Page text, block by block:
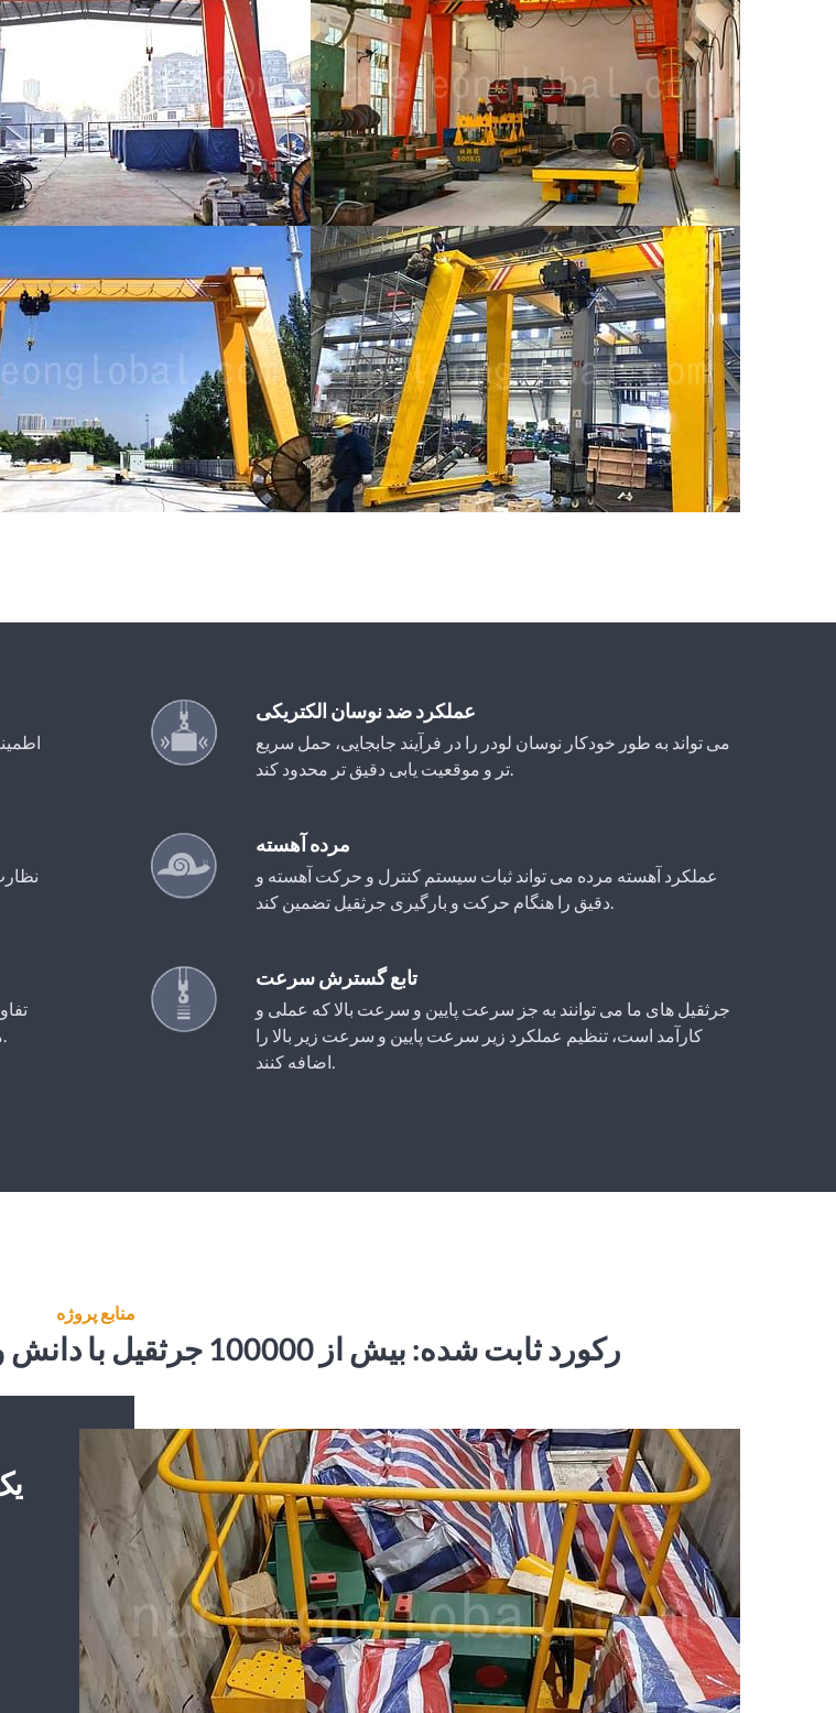
عملکرد ضد نوسان الکتریکی
می تواند به طور خودکار نوسان لودر را در فرآیند جابجایی، حمل سریع
تر و موقعیت یابی دقیق تر محدود کند.
مرده آهسته
عملکرد آهسته مرده می تواند ثبات سیستم کنترل و حرکت آهسته و
دقیق را هنگام حرکت و بارگیری جرثقیل تضمین کند.
مکانیسم کار جرثقیل به طور همزمان با سرعت یکسان اجرا شود.
تابع گسترش سرعت
جرثقیل های ما می توانند به جز سرعت پایین و سرعت بالا که عملی و
کارآمد است، تنظیم عملکرد زیر سرعت پایین و سرعت زیر بالا را
اضافه کنند.
منابع پروژه
رکورد ثابت شده: بیش از 100000 جرثقیل با دانش و قابلیت اطمینان ما صحبت می کنند